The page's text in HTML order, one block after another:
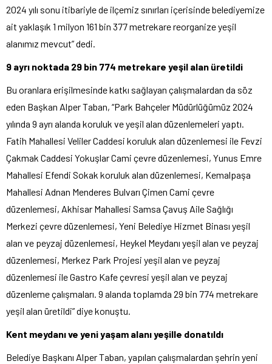
2024 yılı sonu itibariyle de ilçemiz sınırları içerisinde belediyemize
ait yaklaşık 1 milyon 161 bin 377 metrekare reorganize yeşil
alanımız mevcut” dedi.
9 ayrı noktada 29 bin 774 metrekare yeşil alan üretildi
Bu oranlara erişilmesinde katkı sağlayan çalışmalardan da söz
eden Başkan Alper Taban, “Park Bahçeler Müdürlüğümüz 2024
yılında 9 ayrı alanda koruluk ve yeşil alan düzenlemeleri yaptı.
Fatih Mahallesi Veliler Caddesi koruluk alan düzenlemesi ile Fevzi
Çakmak Caddesi Yokuşlar Cami çevre düzenlemesi, Yunus Emre
Mahallesi Efendi Sokak koruluk alan düzenlemesi, Kemalpaşa
Mahallesi Adnan Menderes Bulvarı Çimen Cami çevre
düzenlemesi, Akhisar Mahallesi Samsa Çavuş Aile Sağlığı
Merkezi çevre düzenlemesi, Yeni Belediye Hizmet Binası yeşil
alan ve peyzaj düzenlemesi, Heykel Meydanı yeşil alan ve peyzaj
düzenlemesi, Merkez Park Projesi yeşil alan ve peyzaj
düzenlemesi ile Gastro Kafe çevresi yeşil alan ve peyzaj
düzenleme çalışmaları. 9 alanda toplamda 29 bin 774 metrekare
yeşil alan üretildi” diye konuştu.
Kent meydanı ve yeni yaşam alanı yeşille donatıldı
Belediye Başkanı Alper Taban, yapılan çalışmalardan şehrin yeni